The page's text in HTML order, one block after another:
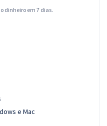
dinheiro em 7 dias.
e Mac